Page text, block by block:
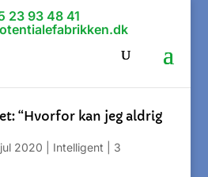
23 93 48 41
“Hvorfor kan jeg aldrig
2020 Intelligent
3